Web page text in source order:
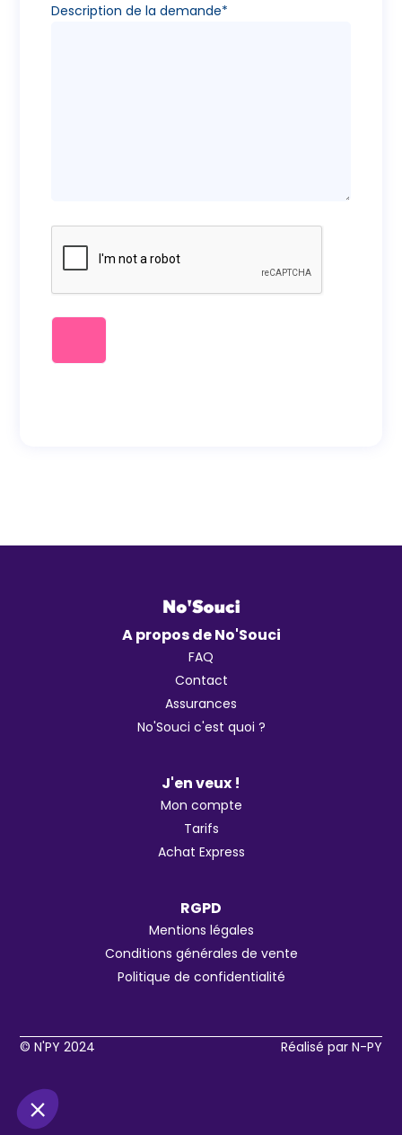
Description de la demande*
A propos de No'Souci
FAQ
Contact
Assurances
No'Souci c'est quoi ?
J'en veux !
Mon compte
Tarifs
Achat Express
RGPD
Mentions légales
Conditions générales de vente
Politique de confidentialité
© N'PY 2024 Réalisé par N-PY